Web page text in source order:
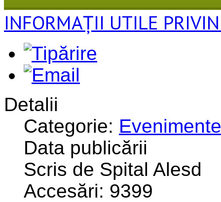
INFORMAȚII UTILE
Detalii
Categorie: Evenimente
Data publicării
Scris de Spital Alesd
Accesări: 9399